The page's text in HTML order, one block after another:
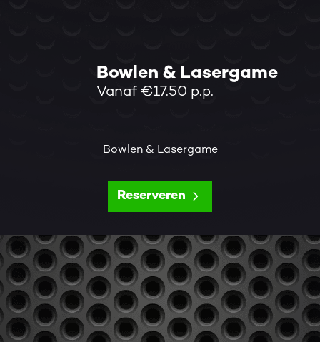
Bowlen & Lasergame
Vanaf €17.50 p.p.
Bowlen & Lasergame
Reserveren